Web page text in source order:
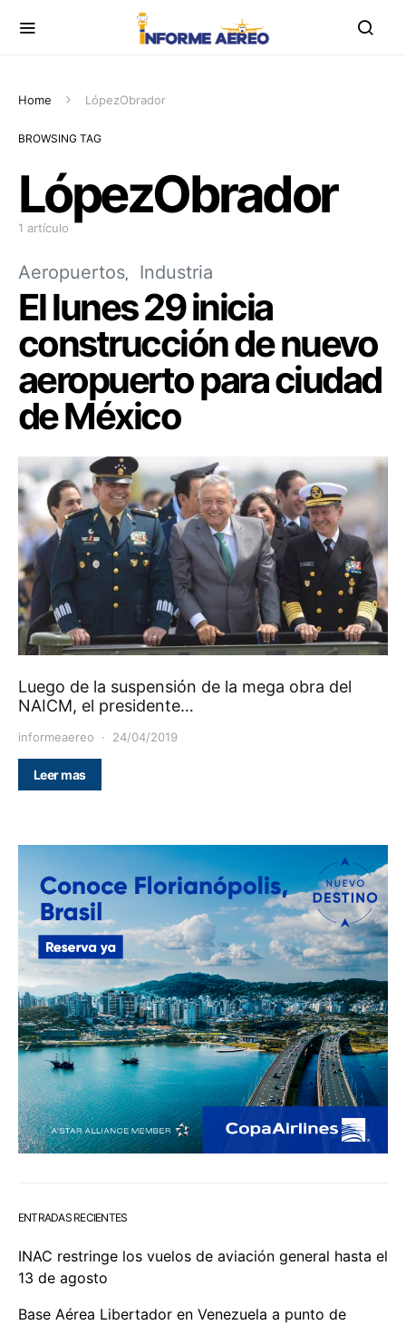
Home LópezObrador
BROWSING TAG
LópezObrador
1 artículo
Aeropuertos Industria
El lunes 29 inicia
construcción de nuevo
aeropuerto para ciudad
de México
Luego de la suspensión de la mega obra del
NAICM, el presidente…
informeaereo 24/04/2019
Leer mas
ENTRADAS RECIENTES
INAC restringe los vuelos de aviación general hasta el
13 de agosto
Base Aérea Libertador en Venezuela a punto de